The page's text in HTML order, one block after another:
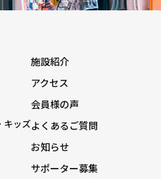
キッズ
施設紹介
アクセス
会員様の声
よくあるご質問
お知らせ
サポーター募集